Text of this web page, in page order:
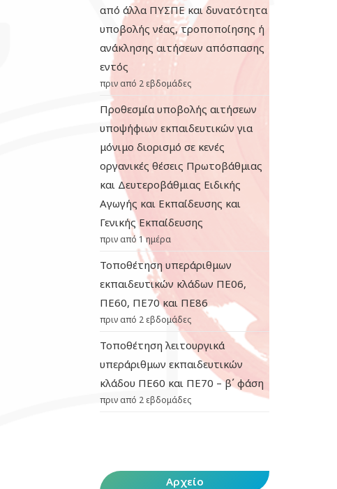
από άλλα ΠΥΣΠΕ και δυνατότητα
υποβολής νέας, τροποποίησης ή
ανάκλησης αιτήσεων απόσπασης
εντός
πριν από 2 εβδομάδες
Προθεσμία υποβολής αιτήσεων
υποψήφιων εκπαιδευτικών για
μόνιμο διορισμό σε κενές
οργανικές θέσεις Πρωτοβάθμιας
και Δευτεροβάθμιας Ειδικής
Αγωγής και Εκπαίδευσης και
Γενικής Εκπαίδευσης
πριν από 1 ημέρα
Τοποθέτηση υπεράριθμων
εκπαιδευτικών κλάδων ΠΕ06,
ΠΕ60, ΠΕ70 και ΠΕ86
πριν από 2 εβδομάδες
Τοποθέτηση λειτουργικά
υπεράριθμων εκπαιδευτικών
κλάδου ΠΕ60 και ΠΕ70 – β΄ φάση
πριν από 2 εβδομάδες
Αρχείο